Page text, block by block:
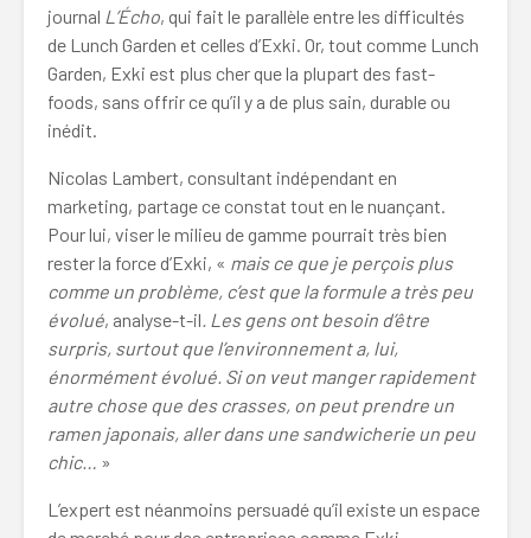
journal L’Écho, qui fait le parallèle entre les difficultés
de Lunch Garden et celles d’Exki. Or, tout comme Lunch
Garden, Exki est plus cher que la plupart des fast-
foods, sans offrir ce qu’il y a de plus sain, durable ou
inédit.
Nicolas Lambert, consultant indépendant en
marketing, partage ce constat tout en le nuançant.
Pour lui, viser le milieu de gamme pourrait très bien
rester la force d’Exki, « mais ce que je perçois plus
comme un problème, c’est que la formule a très peu
évolué, analyse-t-il. Les gens ont besoin d’être
surpris, surtout que l’environnement a, lui,
énormément évolué. Si on veut manger rapidement
autre chose que des crasses, on peut prendre un
ramen japonais, aller dans une sandwicherie un peu
chic… »
L’expert est néanmoins persuadé qu’il existeun espace